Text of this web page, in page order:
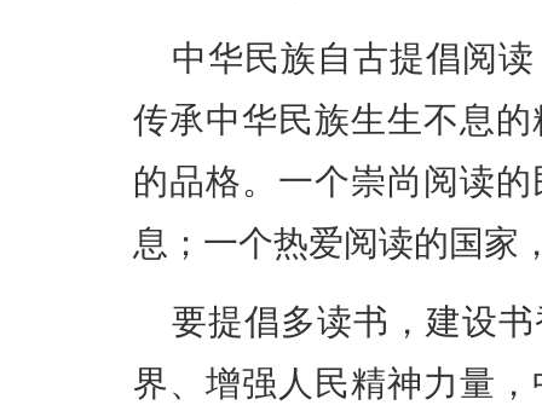
中华民族自古提倡阅
传承中华民族生生不息
的品格。一个崇尚阅读
息；一个热爱阅读的国家
要提倡多读书，建设
界、增强人民精神力量